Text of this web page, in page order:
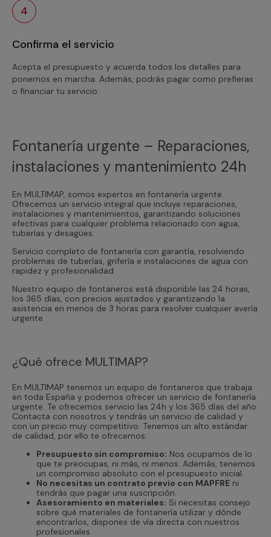
4
Confirma el servicio
Acepta el presupuesto y acuerda todos los detalles para
ponernos en marcha. Además, podrás pagar como prefieras
o financiar tu servicio.
Fontanería urgente – Reparaciones,
instalaciones y mantenimiento 24h
En MULTIMAP, somos expertos en fontanería urgente.
Ofrecemos un servicio integral que incluye reparaciones,
instalaciones y mantenimientos, garantizando soluciones
efectivas para cualquier problema relacionado con agua,
tuberías y desagües.
Servicio completo de fontanería con garantía, resolviendo
problemas de tuberías, grifería e instalaciones de agua con
rapidez y profesionalidad.
Nuestro equipo de fontaneros está disponible las 24 horas,
los 365 días, con precios ajustados y garantizando la
asistencia en menos de 3 horas para resolver cualquier avería
urgente.
¿Qué ofrece MULTIMAP?
En MULTIMAP tenemos un equipo de fontaneros que trabaja
en toda España y podemos ofrecer un servicio de fontanería
urgente. Te ofrecemos servicio las 24h y los 365 días del año.
Contacta con nosotros y tendrás un servicio de calidad y
con un precio muy competitivo. Tenemos un alto estándar
de calidad, por ello te ofrecemos:
Presupuesto sin compromiso: Nos ocupamos de lo
que te preocupas, ni más, ni menos. Además, tenemos
un compromiso absoluto con el presupuesto inicial.
No necesitas un contrato previo con MAPFRE ni
tendrás que pagar una suscripción.
Asesoramiento en materiales: Si necesitas consejo
sobre qué materiales de fontanería utilizar y dónde
encontrarlos, dispones de vía directa con nuestros
profesionales.